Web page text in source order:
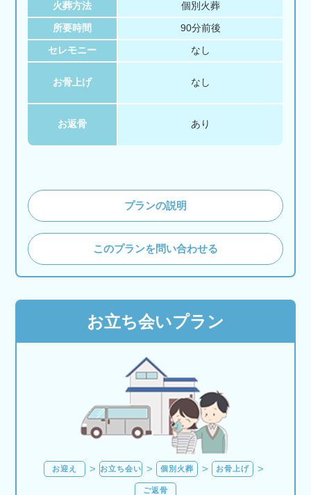
火葬方法 個別火葬
所要時間 90分前後
セレモニー なし
お骨上げ なし
お返骨 あり
プランの説明
このプランを問い合わせる
お立ち会いプラン
お迎え お立ち会い 個別火葬 お骨上げ
ご返骨